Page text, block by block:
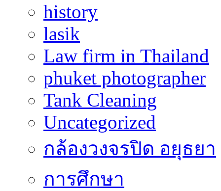
history
lasik
Law firm in Thailand
phuket photographer
Tank Cleaning
Uncategorized
กล้องวงจรปิด อยุธยา
การศึกษา